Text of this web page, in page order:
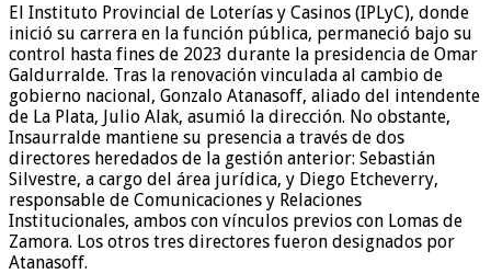
El Instituto Provincial de Loterías y Casinos (IPLyC), donde
inició su carrera en la función pública, permaneció bajo su
control hasta fines de 2023 durante la presidencia de Omar
Galdurralde. Tras la renovación vinculada al cambio de
gobierno nacional, Gonzalo Atanasoff, aliado del intendente
de La Plata, Julio Alak, asumió la dirección. No obstante,
Insaurralde mantiene su presencia a través de dos
directores heredados de la gestión anterior: Sebastián
Silvestre, a cargo del área jurídica, y Diego Etcheverry,
responsable de Comunicaciones y Relaciones
Institucionales, ambos con vínculos previos con Lomas de
Zamora. Los otros tres directores fueron designados por
Atanasoff.